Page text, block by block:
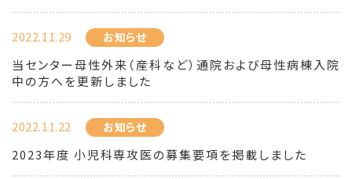
2022.11.29 お知らせ
当センター母性外来（産科など）通院および母性病棟入院
中の方へを更新しました
2022.11.22 お知らせ
2023年度 小児科専攻医の募集要項を掲載しました